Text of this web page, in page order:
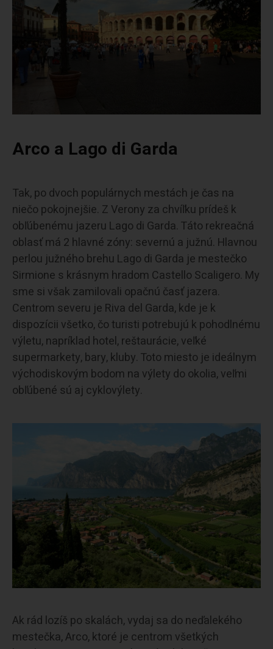
Arco a Lago di Garda
Tak, po dvoch populárnych mestách je čas na
niečo pokojnejšie. Z Verony za chvíľku prídeš k
obľúbenému jazeru Lago di Garda. Táto rekreačná
oblasť má 2 hlavné zóny: severnú a južnú. Hlavnou
perlou južného brehu Lago di Garda je mestečko
Sirmione s krásnym hradom Castello Scaligero. My
sme si však zamilovali opačnú časť jazera.
Centrom severu je Riva del Garda, kde je k
dispozícii všetko, čo turisti potrebujú k pohodlnému
výletu, napríklad hotel, reštaurácie, veľké
supermarkety, bary, kluby. Toto miesto je ideálnym
východiskovým bodom na výlety do okolia, veľmi
obľúbené sú aj cyklovýlety.
Ak rád lozíš po skalách, vydaj sa do neďalekého
mestečka, Arco, ktoré je centrom všetkých